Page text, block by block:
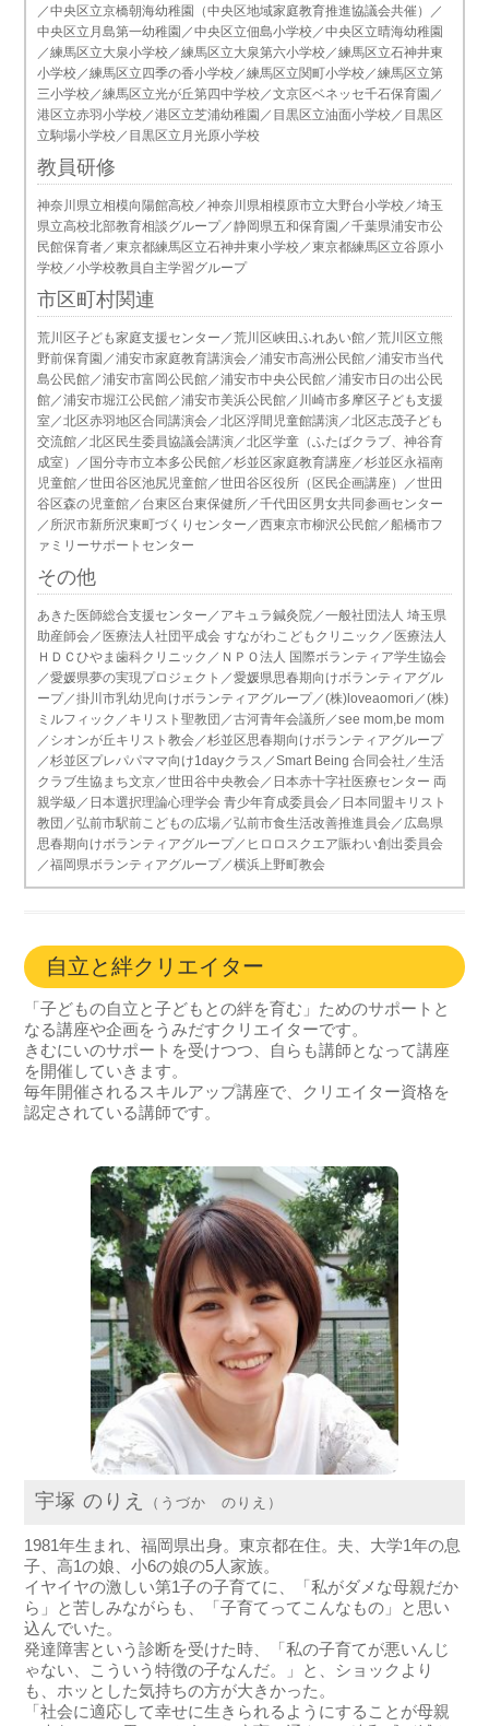
／中央区立京橋朝海幼稚園（中央区地域家庭教育推進協議会共催）／
中央区立月島第一幼稚園／中央区立佃島小学校／中央区立晴海幼稚園
／練馬区立大泉小学校／練馬区立大泉第六小学校／練馬区立石神井東
小学校／練馬区立四季の香小学校／練馬区立関町小学校／練馬区立第
三小学校／練馬区立光が丘第四中学校／文京区ベネッセ千石保育園／
港区立赤羽小学校／港区立芝浦幼稚園／目黒区立油面小学校／目黒区
立駒場小学校／目黒区立月光原小学校
教員研修
神奈川県立相模向陽館高校／神奈川県相模原市立大野台小学校／埼玉
県立高校北部教育相談グループ／静岡県五和保育園／千葉県浦安市公
民館保育者／東京都練馬区立石神井東小学校／東京都練馬区立谷原小
学校／小学校教員自主学習グループ
市区町村関連
荒川区子ども家庭支援センター／荒川区峡田ふれあい館／荒川区立熊
野前保育園／浦安市家庭教育講演会／浦安市高洲公民館／浦安市当代
島公民館／浦安市富岡公民館／浦安市中央公民館／浦安市日の出公民
館／浦安市堀江公民館／浦安市美浜公民館／川崎市多摩区子ども支援
室／北区赤羽地区合同講演会／北区浮間児童館講演／北区志茂子ども
交流館／北区民生委員協議会講演／北区学童（ふたばクラブ、神谷育
成室）／国分寺市立本多公民館／杉並区家庭教育講座／杉並区永福南
児童館／世田谷区池尻児童館／世田谷区役所（区民企画講座）／世田
谷区森の児童館／台東区台東保健所／千代田区男女共同参画センター
／所沢市新所沢東町づくりセンター／西東京市柳沢公民館／船橋市フ
ァミリーサポートセンター
その他
あきた医師総合支援センター／アキュラ鍼灸院／一般社団法人 埼玉県
助産師会／医療法人社団平成会 すながわこどもクリニック／医療法人
ＨＤＣひやま歯科クリニック／ＮＰＯ法人 国際ボランティア学生協会
／愛媛県夢の実現プロジェクト／愛媛県思春期向けボランティアグル
ープ／掛川市乳幼児向けボランティアグループ／(株)loveaomori／(株)
ミルフィック／キリスト聖教団／古河青年会議所／see mom,be mom
／シオンが丘キリスト教会／杉並区思春期向けボランティアグループ
／杉並区プレパパママ向け1dayクラス／Smart Being 合同会社／生活
クラブ生協まち文京／世田谷中央教会／日本赤十字社医療センター 両
親学級／日本選択理論心理学会 青少年育成委員会／日本同盟キリスト
教団／弘前市駅前こどもの広場／弘前市食生活改善推進員会／広島県
思春期向けボランティアグループ／ヒロロスクエア賑わい創出委員会
／福岡県ボランティアグループ／横浜上野町教会
自立と絆クリエイター
「子どもの自立と子どもとの絆を育む」ためのサポートと
なる講座や企画をうみだすクリエイターです。
きむにいのサポートを受けつつ、自らも講師となって講座
を開催していきます。
毎年開催されるスキルアップ講座で、クリエイター資格を
認定されている講師です。
宇塚 のりえ （うづか のりえ）
1981年生まれ、福岡県出身。東京都在住。夫、大学1年の息
子、高1の娘、小6の娘の5人家族。
イヤイヤの激しい第1子の子育てに、「私がダメな母親だか
ら」と苦しみながらも、「子育てってこんなもの」と思い
込んでいた。
発達障害という診断を受けた時、「私の子育てが悪いんじ
ゃない、こういう特徴の子なんだ。」と、ショックより
も、ホッとした気持ちの方が大きかった。
「社会に適応して幸せに生きられるようにすることが母親